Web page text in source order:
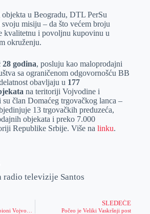
u Beogradu, DTL PerSu
misiju – da što većem broju
kvalitetnu i povoljnu kupovinu u
okruženju.
28 godina, posluju kao maloprodajni
sa ograničenom odgovornošću BB
obavljaju u 177
na teritoriji Vojvodine i
su član Domaćeg trgovačkog lanca –
13 trgovačkih preduzeća,
objekata i preko 7.000
Republike Srbije. Više na linku.
televizije Santos
SLEDEĆE
Počeo je Veliki Vaskršnji post